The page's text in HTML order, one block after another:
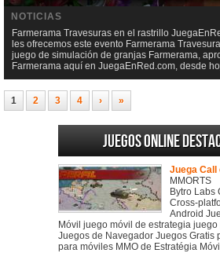
NOTICIAS
Farmerama Travesuras en el rastrillo
les ofrecemos este evento Farmerama
juego de simulación de granjas Farmerama,
Farmerama aquí en JuegaEnRed.com, desde
1 2 3 4 › »
Juegos online
Juega Call
MMORTS
Bytro Labs
Cross-
Android
Móvil juego móvil de estrategia
Juegos de Navegador Juegos Gratis
para móviles MMO de Estratégia